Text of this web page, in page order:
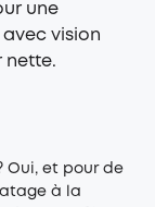
une
vision
nette.
Oui, et pour de
à la